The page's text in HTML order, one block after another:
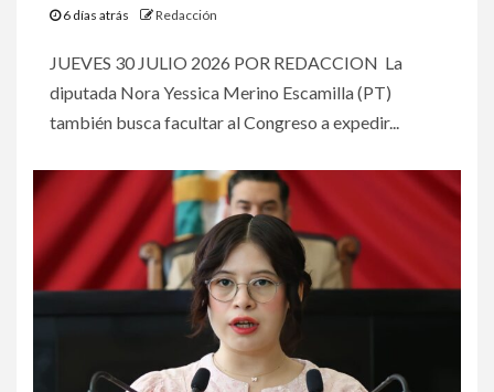
6 días atrás Redacción
JUEVES 30 JULIO 2026 POR REDACCION La
diputada Nora Yessica Merino Escamilla (PT)
también busca facultar al Congreso a expedir...